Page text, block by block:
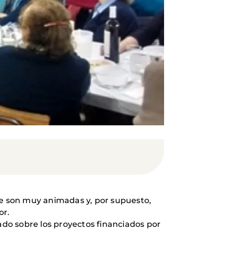
son muy animadas y, por supuesto,
sobre los proyectos financiados por